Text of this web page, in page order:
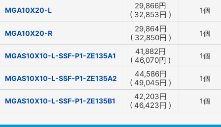
MGA10X20-L 29,866円
( 32,853円 ) 1個
MGA10X20-R 29,864円
( 32,850円 ) 1個
MGAS10X10-L-SSF-P1-ZE135A1 41,882円
( 46,070円 ) 1個
MGAS10X10-L-SSF-P1-ZE135A2 44,586円
( 49,045円 ) 1個
MGAS10X10-L-SSF-P1-ZE135B1 42,203円
( 46,423円 ) 1個